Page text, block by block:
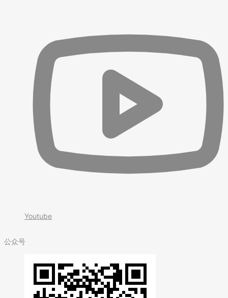
Youtube
公众号